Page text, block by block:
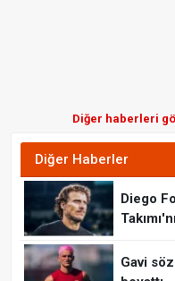
Diğer haberleri
Diğer Haberler
Diego
Gavi